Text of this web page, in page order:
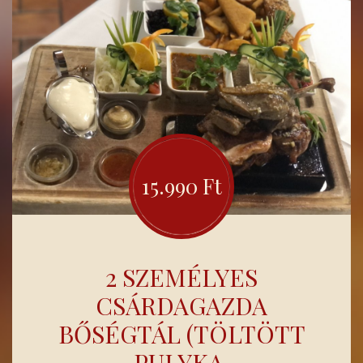
2 SZEMÉLYES
CSÁRDAGAZDA
BŐSÉGTÁL (TÖLTÖTT
15.990 Ft